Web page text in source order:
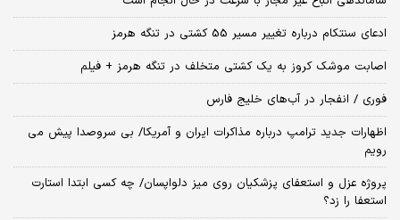
ادعای سنتکام درباره تغییر مسیر 55 کشتی در تنگه هرمز
اصابت موشک کروز به یک کشتی متخلف در تنگه هرمز + فیلم
فوری / انفجار در آب‌های خلیج فارس
اظهارات جدید ترامپ درباره مذاکرات ایران و آمریکا/ بی سروصدا پیش می
رویم
پروژه عزل و استعفای پزشکیان روی میز دلواپسان/ چه کسی ابتدا استارت
استعفا را زد؟